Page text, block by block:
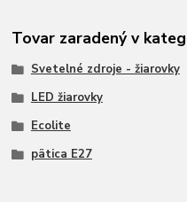
Tovar zaradený v
Svetelné zdroje - žiarovky
LED žiarovky
Ecolite
pätica E27